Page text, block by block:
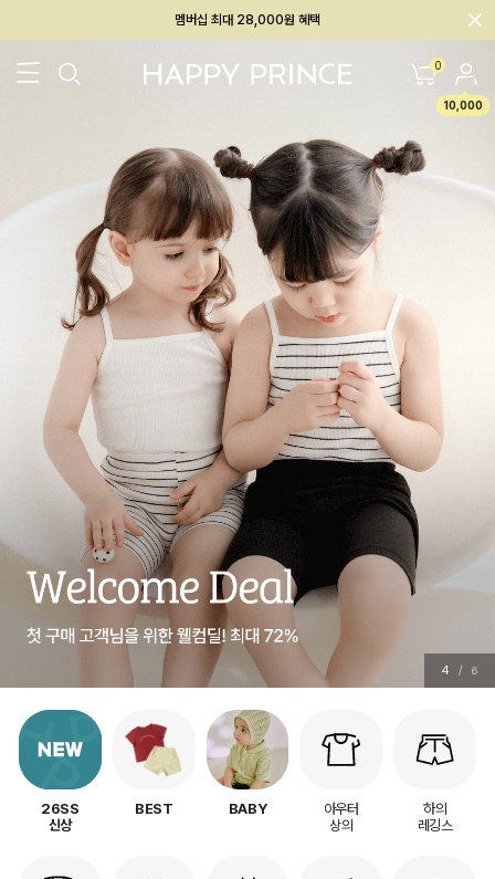
회원전용 아울렛, 가입하면 ~60% 할인!
0
10,000
4 / 6
26SS
신상
BEST BABY
아우터
상의
하의
레깅스